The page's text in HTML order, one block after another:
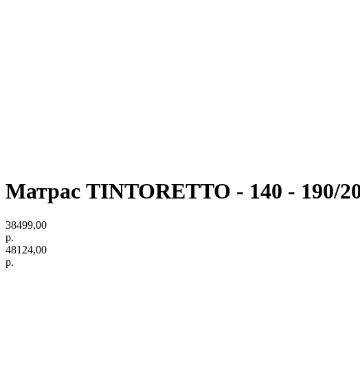
Матрас TINTORETTO - 140 - 190/
38499,00
р.
48124,00
р.